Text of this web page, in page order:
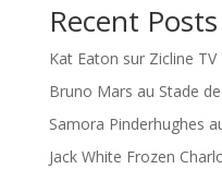
Recent Posts
Kat Eaton sur Zicline TV
Bruno Mars au Stade
Samora Pinderhughes
Jack White Frozen